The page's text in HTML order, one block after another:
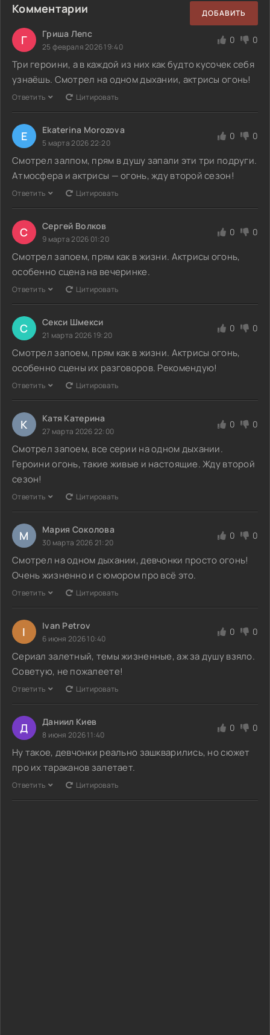
Комментарии ДОБАВИТЬ
Г Гриша Лепс
25 февраля 2026 19:40
0 0
Три героини, а в каждой из них как будто кусочек себя
узнаёшь. Смотрел на одном дыхании, актрисы огонь!
Ответить Цитировать
E Ekaterina Morozova
5 марта 2026 22:20
0 0
Смотрел залпом, прям в душу запали эти три подруги.
Атмосфера и актрисы — огонь, жду второй сезон!
Ответить Цитировать
С Сергей Волков
9 марта 2026 01:20
0 0
Смотрел запоем, прям как в жизни. Актрисы огонь,
особенно сцена на вечеринке.
Ответить Цитировать
С Секси Шмекси
21 марта 2026 19:20
0 0
Смотрел запоем, прям как в жизни. Актрисы огонь,
особенно сцены их разговоров. Рекомендую!
Ответить Цитировать
К Катя Катерина
27 марта 2026 22:00
0 0
Смотрел запоем, все серии на одном дыхании.
Героини огонь, такие живые и настоящие. Жду второй
сезон!
Ответить Цитировать
М Мария Соколова
30 марта 2026 21:20
0 0
Смотрел на одном дыхании, девчонки просто огонь!
Очень жизненно и с юмором про всё это.
Ответить Цитировать
I Ivan Petrov
6 июня 2026 10:40
0 0
Сериал залетный, темы жизненные, аж за душу взяло.
Советую, не пожалеете!
Ответить Цитировать
Д Даниил Киев
8 июня 2026 11:40
0 0
Ну такое, девчонки реально зашкварились, но сюжет
про их тараканов залетает.
Ответить Цитировать